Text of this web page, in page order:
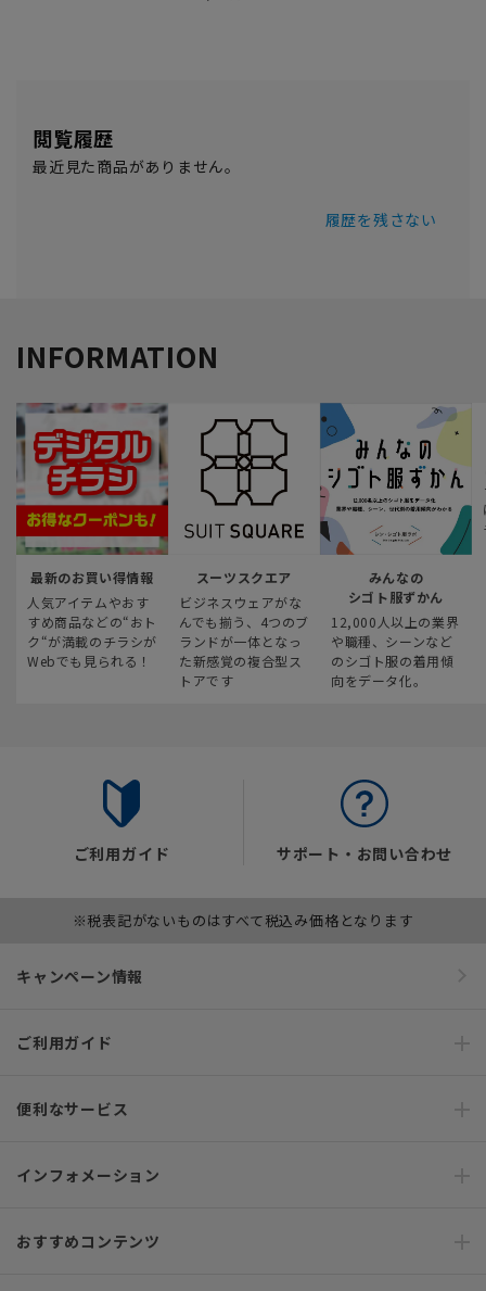
閲覧履歴
最近見た商品がありません。
履歴を残さない
INFORMATION
最新のお買い得情報
人気アイテムやおす
すめ商品などの“おト
ク“が満載のチラシが
Webでも見られる！
スーツスクエア
ビジネスウェアがな
んでも揃う、4つのブ
ランドが一体となっ
た新感覚の複合型ス
トアです
みんなの
シゴト服ずかん
12,000人以上の業界
や職種、シーンなど
のシゴト服の着用傾
向をデータ化。
ご利用ガイド サポート・お問い合わせ
※税表記がないものはすべて税込み価格となります
キャンペーン情報
ご利用ガイド
便利なサービス
インフォメーション
おすすめコンテンツ